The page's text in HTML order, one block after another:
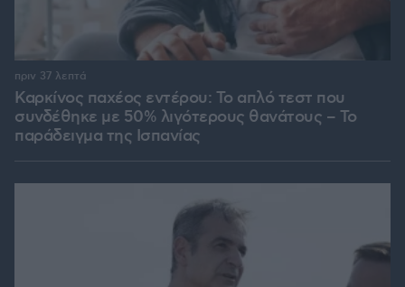
Καρκίνος παχέος εντέρου: Το απλό τεστ που
συνδέθηκε με 50% λιγότερους θανάτους – Το
παράδειγμα της Ισπανίας
πριν 37 λεπτά